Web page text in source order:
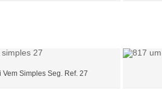
Vem Simples Seg. Ref. 27